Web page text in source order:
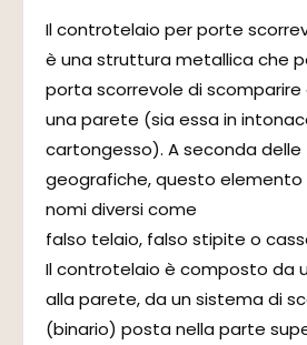
Il controtelaio per porte
è una struttura metallica che
porta scorrevole di scomparire
una parete (sia essa in
cartongesso). A seconda delle
geografiche, questo
nomi diversi come
falso telaio, falso stipite o
Il controtelaio è composto da
alla parete, da un sistema di
(binario) posta nella parte